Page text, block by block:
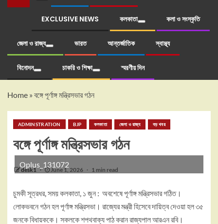
EXCLUSIVE NEWS কলকাতা কলা ও সংস্কৃতি
জেলা ও রাজ্য ভারত আন্তর্জাতিক স্বাস্থ্য
বিনোদন চাকরি ও শিক্ষা স্মরণীয় দিন
Home » বঙ্গে পূর্ণাঙ্গ মন্ত্রিসভার গঠন
ADMINSTRATION BJP কলকাতা জেলা ও রাজ্য বড় খবর
বঙ্গে পূর্ণাঙ্গ মন্ত্রিসভার গঠন
desk1 June 1, 2026 1 min read
Oplus_131072
চুমকী সূত্রধর, সময় কলকাতা, ১ জুন : অবশেষে পূর্ণাঙ্গ মন্ত্রিসভার গঠিত।
লোকভবনে গঠন হল পূর্ণাঙ্গ মন্ত্রিসভা। রাজ্যের মন্ত্রী হিসেবে দায়িত্ব দেওয়া হল ৩৫
জনকে বিধায়ককে। সকলকে শপথবাক্য পাঠ করান রাজ্যপাল আরএন রবি।